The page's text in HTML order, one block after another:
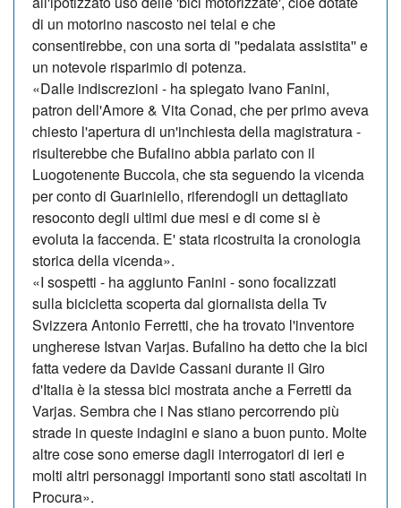
di un motorino nascosto nei telai e che
consentirebbe, con una sorta di ''pedalata assistita'' e
un notevole risparimio di potenza.
«Dalle indiscrezioni - ha spiegato Ivano Fanini,
patron dell'Amore & Vita Conad, che per primo aveva
chiesto l'apertura di un'inchiesta della magistratura -
risulterebbe che Bufalino abbia parlato con il
Luogotenente Buccola, che sta seguendo la vicenda
per conto di Guariniello, riferendogli un dettagliato
resoconto degli ultimi due mesi e di come si è
evoluta la faccenda. E' stata ricostruita la cronologia
storica della vicenda».
«I sospetti - ha aggiunto Fanini - sono focalizzati
sulla bicicletta scoperta dal giornalista della Tv
Svizzera Antonio Ferretti, che ha trovato l'inventore
ungherese Istvan Varjas. Bufalino ha detto che la bici
fatta vedere da Davide Cassani durante il Giro
d'Italia è la stessa bici mostrata anche a Ferretti da
Varjas. Sembra che i Nas stiano percorrendo più
strade in queste indagini e siano a buon punto. Molte
altre cose sono emerse dagli interrogatori di ieri e
molti altri personaggi importanti sono stati ascoltati in
Procura».